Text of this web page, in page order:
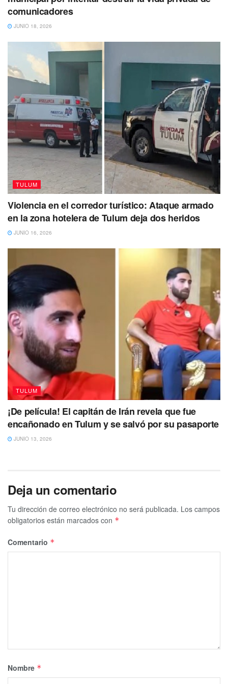
Tags: Turismo Zona Arqueologica
comunicadores
JUNIO 18, 2026
TULUM
Violencia en el corredor turístico: Ataque armado
en la zona hotelera de Tulum deja dos heridos
JUNIO 16, 2026
TULUM
¡De película! El capitán de Irán revela que fue
encañonado en Tulum y se salvó por su pasaporte
JUNIO 13, 2026
Deja un comentario
Tu dirección de correo electrónico no será publicada. Los campos
obligatorios están marcados con *
Comentario *
Nombre *